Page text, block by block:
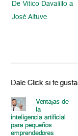
De Vitico Davalillo a
José Altuve
Dale Click si te gusta
Ventajas de
la
inteligencia artificial
para pequeños
emprendedores